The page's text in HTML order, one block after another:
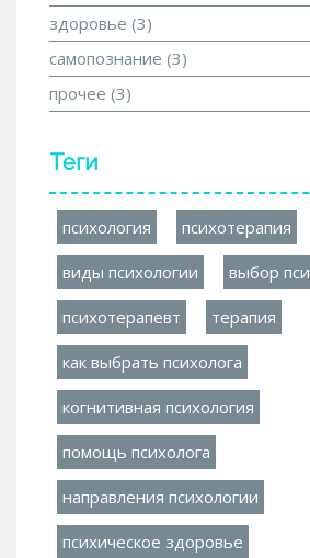
здоровье (3)
самопознание (3)
прочее (3)
Теги
психология психотерапия
виды психологии выбор
психотерапевт терапия
как выбрать психолога
когнитивная психология
помощь психолога
направления психологии
психическое здоровье